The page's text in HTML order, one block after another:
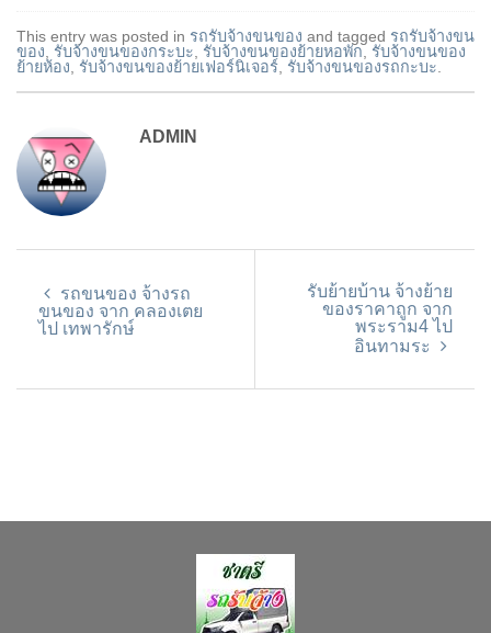
This entry was posted in รถรับจ้างขนของ and tagged รถรับจ้างขน
ของ
รับจ้างขนของกระบะ รับจ้างขนของย้ายหอพัก
รับจ้างขนของ
ย้ายห้อง
รับจ้างขนของย้ายเฟอร์นิเจอร์ รับจ้างขนของรถกะบะ
ADMIN
รถขนของ จ้างรถ
ขนของ จาก คลองเตย
ไป เทพารักษ์
รับย้ายบ้าน จ้างย้าย
ของราคาถูก จาก
พระราม4 ไป
อินทามระ